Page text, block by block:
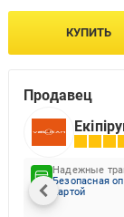
КУПИТЬ
Продавец
Надежные
Безопасная
картой